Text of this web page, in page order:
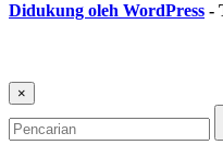
Didukung oleh WordPress -
×